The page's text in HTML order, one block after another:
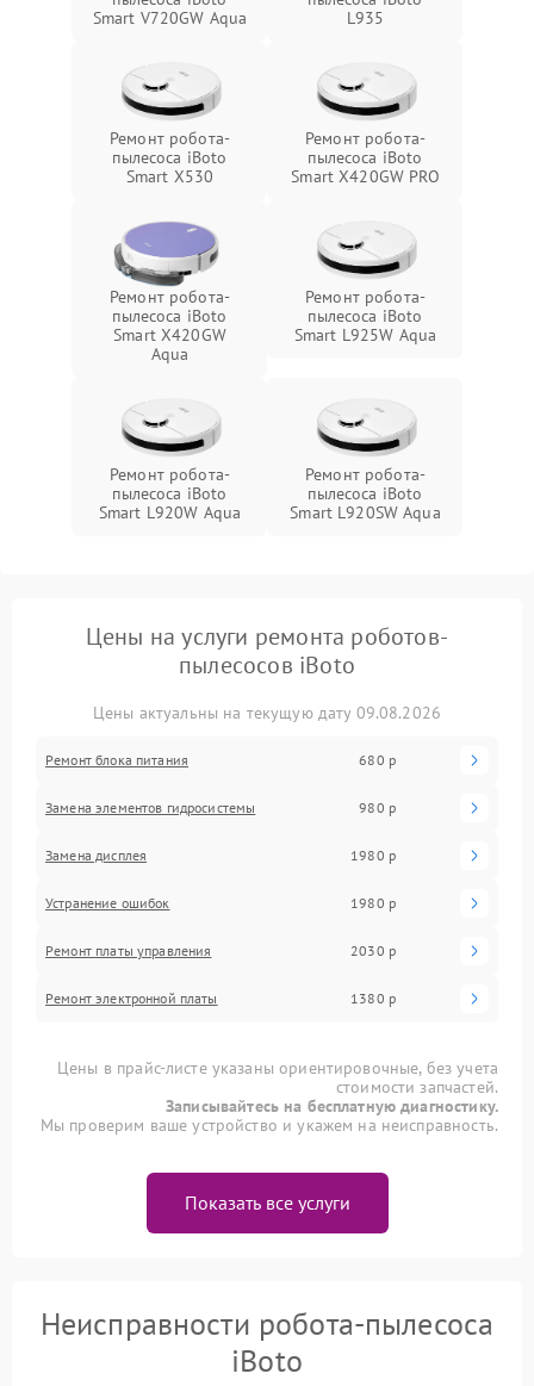
Smart V720GW Aqua
L935
Ремонт робота-
пылесоса iBoto
Smart X530
Ремонт робота-
пылесоса iBoto
Smart Х420GW PRO
Ремонт робота-
пылесоса iBoto
Smart Х420GW
Aqua
Ремонт робота-
пылесоса iBoto
Smart L925W Aqua
Ремонт робота-
пылесоса iBoto
Smart L920W Aqua
Ремонт робота-
пылесоса iBoto
Smart L920SW Aqua
Цены на услуги ремонта роботов-
пылесосов iBoto
Цены актуальны на текущую дату 09.08.2026
Ремонт блока питания 680 р
Замена элементов гидросистемы 980 р
Замена дисплея 1980 р
Устранение ошибок 1980 р
Ремонт платы управления 2030 р
Ремонт электронной платы 1380 р
Цены в прайс-листе указаны ориентировочные, без учета
стоимости запчастей.
Записывайтесь на бесплатную диагностику.
Мы проверим ваше устройство и укажем на неисправность.
Показать все услуги
Неисправности робота-пылесоса
iBoto